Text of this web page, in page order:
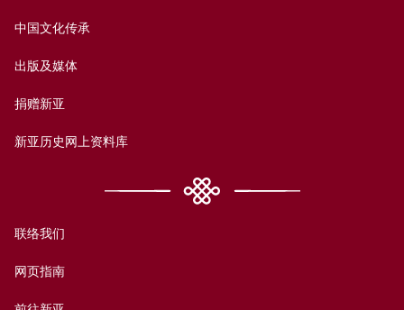
中国文化传承
出版及媒体
捐赠新亚
新亚历史网上资料库
联络我们
网页指南